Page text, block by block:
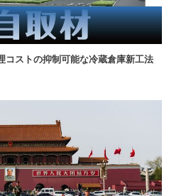
コストの抑制可能な冷蔵倉庫新工法